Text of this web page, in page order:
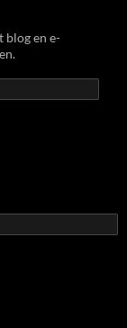
blog en e-